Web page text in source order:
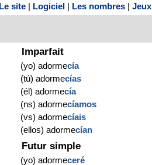
Le site Logiciel Les nombres Jeux
Imparfait
(yo) adormecía
(tú) adormecías
(él) adormecía
(ns) adormecíamos
(vs) adormecíais
(ellos) adormecían
Futur simple
(yo) adormeceré